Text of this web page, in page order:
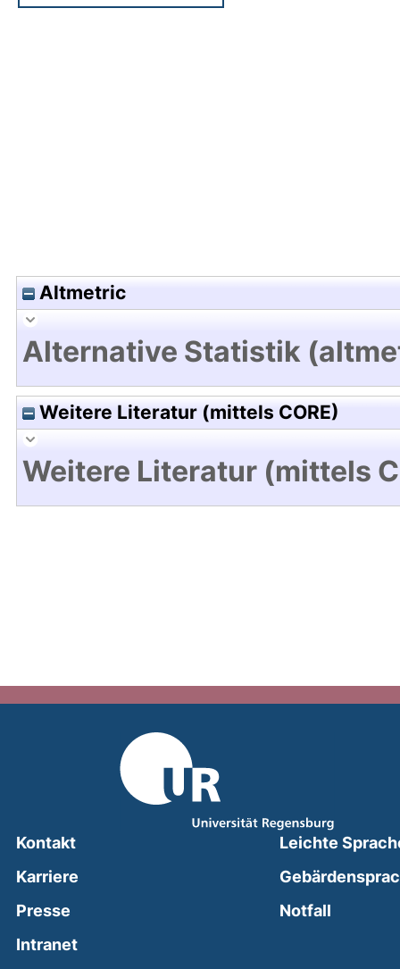
Altmetric
Alternative Statistik
Weitere Literatur (mittels CORE)
Weitere Literatur (mittels
Kontakt
Karriere
Presse
Intranet(external link, opens in a new window)
Leichte
Notfall